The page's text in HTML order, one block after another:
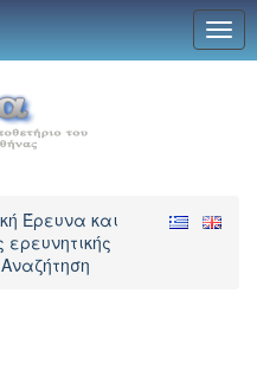
Έρευνα και
Αναζήτηση